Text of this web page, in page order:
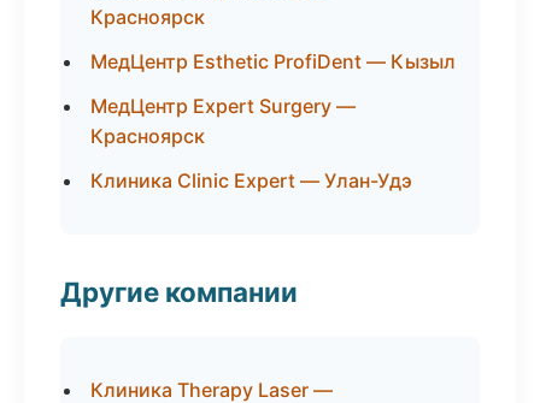
Красноярск
МедЦентр Esthetic ProfiDent — Кызыл
МедЦентр Expert Surgery —
Красноярск
Клиника Clinic Expert — Улан-Удэ
Другие компании
Клиника Therapy Laser —